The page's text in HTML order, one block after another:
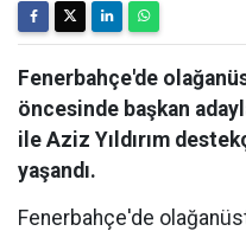
Fenerbahçe'de
öncesinde başkan
ile Aziz Yıldırım
yaşandı.
Fenerbahçe'de